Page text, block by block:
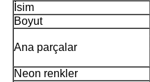
İsim
Boyut
Ana parçalar
Neon renkler